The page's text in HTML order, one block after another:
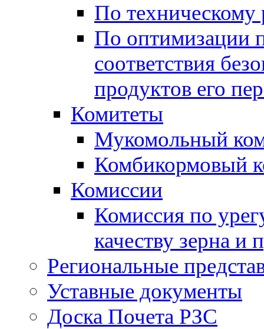
По техническому
По оптимизации
соответствия
продуктов его
Комитеты
Мукомольный
Комбикормовый
Комиссии
Комиссия по
качеству зерна и
Региональные
Уставные документы
Доска Почета РЗС